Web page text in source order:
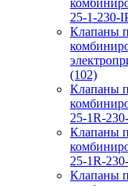
25-1-230-
Клапаны
(102)
Клапаны
25-1R-
Клапаны
25-1R-
Клапаны